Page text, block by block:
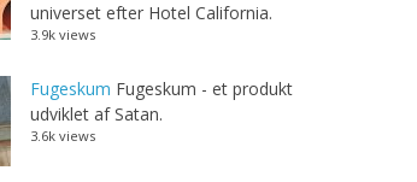
universet efter Hotel California.
3.9k views
Fugeskum Fugeskum - et produkt
udviklet af Satan.
3.6k views